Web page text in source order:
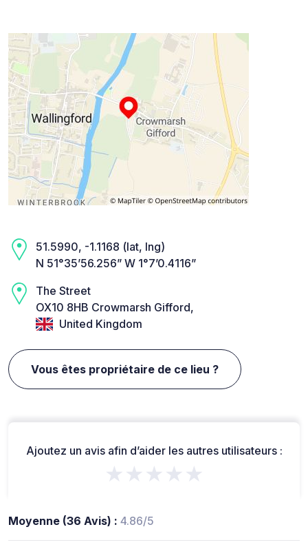
51.5990, -1.1168 (lat, lng)
N 51°35’56.256” W 1°7’0.4116”
The Street
OX10 8HB Crowmarsh Gifford,
United Kingdom
Vous êtes propriétaire de ce lieu ?
Ajoutez un avis afin d’aider les autres utilisateurs :
★★★★★
Moyenne (36 Avis) : 4.86/5